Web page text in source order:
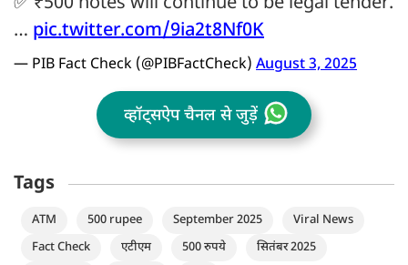
… pic.twitter.com/9ia2t8Nf0K
— PIB Fact Check (@PIBFactCheck) August 3, 2025
व्हॉट्सऐप चैनल से जुड़ें
Tags
ATM 500 rupee September 2025
Viral News
Fact Check
एटीएम 500 रुपये
सितंबर 2025